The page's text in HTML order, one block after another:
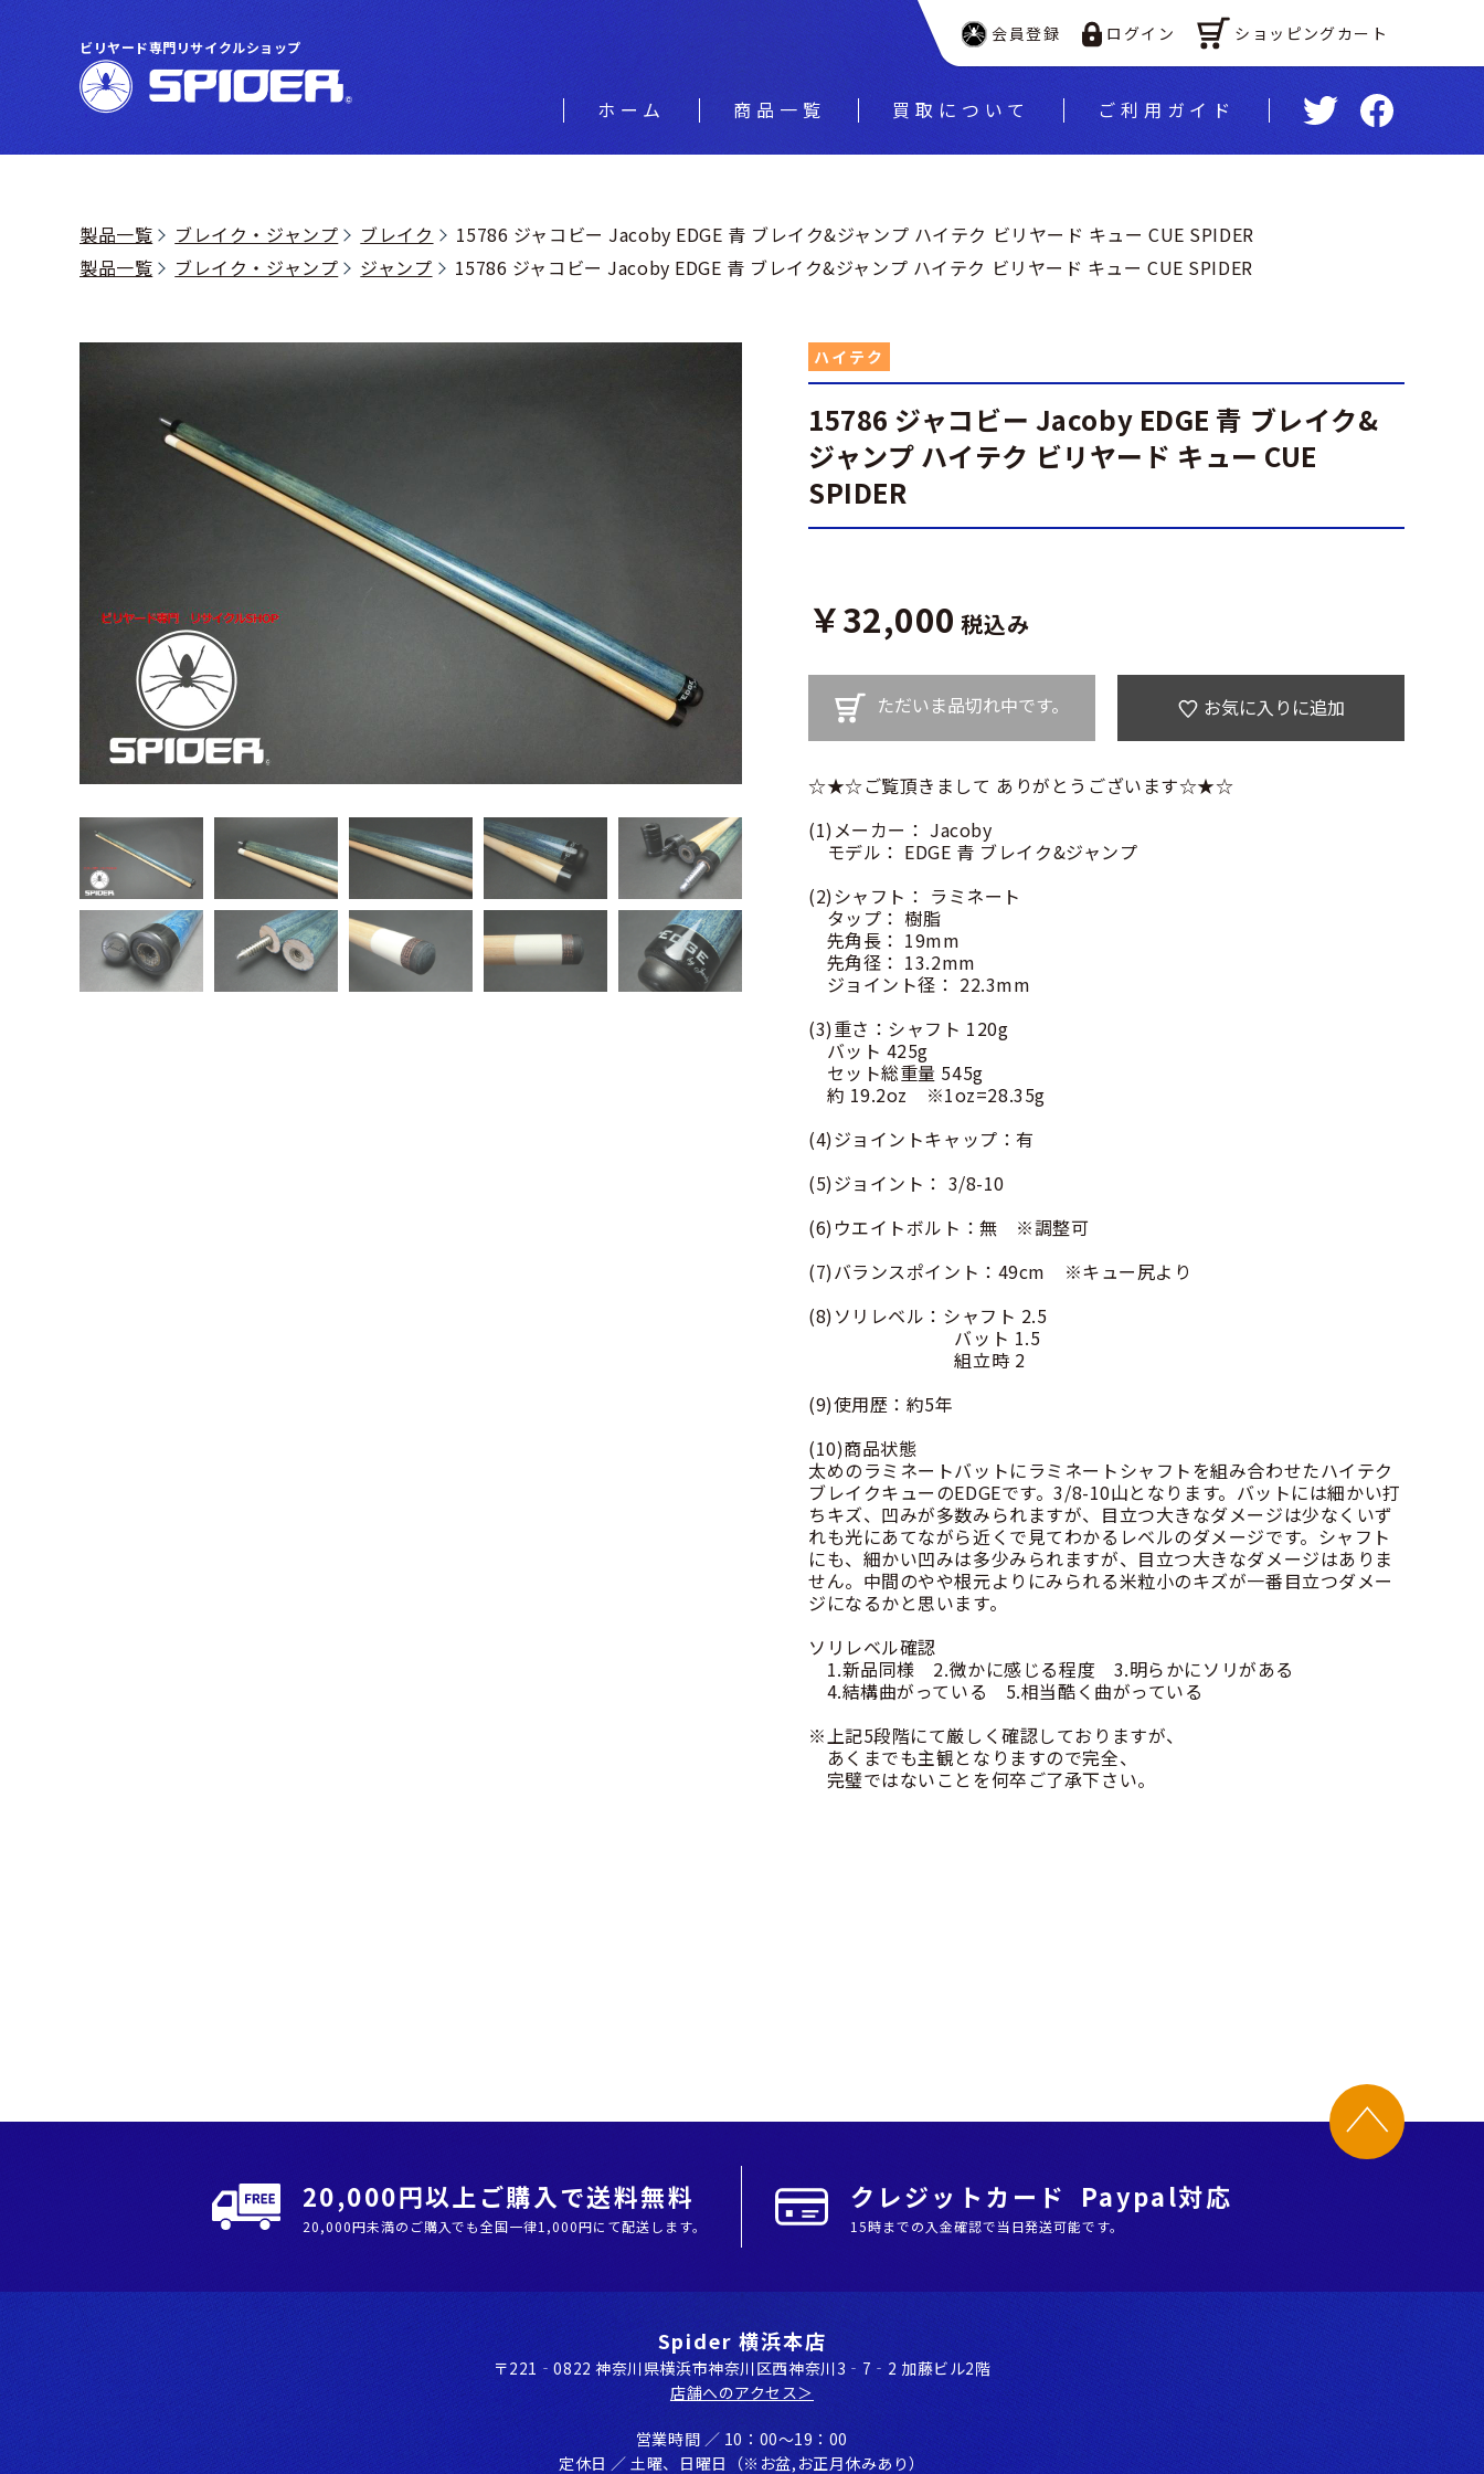
ビリヤード専門リサイクルショップ
会員登録 ログイン ショッピングカート
ホーム 商品一覧 買取について ご利⽤ガイド
製品一覧 ブレイク・ジャンプ ブレイク
15786 ジャコビー Jacoby EDGE 青 ブレイク&ジャンプ ハイテク ビリヤード キュー CUE SPIDER
製品一覧
ブレイク・ジャンプ ジャンプ 15786 ジャコビー Jacoby EDGE 青 ブレイク&ジャンプ ハイテク ビリヤード キュー CUE SPIDER
ハイテク
15786 ジャコビー Jacoby EDGE 青 ブレイク&
ジャンプ ハイテク ビリヤード キュー CUE
SPIDER
￥32,000 税込み
ただいま品切れ中です。 お気に入りに追加
☆★☆ご覧頂きまして ありがとうございます☆★☆
(1)メーカー： Jacoby
モデル： EDGE 青 ブレイク&ジャンプ
(2)シャフト： ラミネート
タップ： 樹脂
先角長： 19mm
先角径： 13.2mm
ジョイント径： 22.3mm
(3)重さ：シャフト 120g
バット 425g
セット総重量 545g
約 19.2oz ※1oz=28.35g
(4)ジョイントキャップ：有
(5)ジョイント： 3/8-10
(6)ウエイトボルト：無 ※調整可
(7)バランスポイント：49cm ※キュー尻より
(8)ソリレベル：シャフト 2.5
バット 1.5
組立時 2
(9)使用歴：約5年
(10)商品状態
太めのラミネートバットにラミネートシャフトを組み合わせたハイテク
ブレイクキューのEDGEです。3/8-10山となります。バットには細かい打
ちキズ、凹みが多数みられますが、目立つ大きなダメージは少なくいず
れも光にあてながら近くで見てわかるレベルのダメージです。シャフト
にも、細かい凹みは多少みられますが、目立つ大きなダメージはありま
せん。中間のやや根元よりにみられる米粒小のキズが一番目立つダメー
ジになるかと思います。
ソリレベル確認
1.新品同様 2.微かに感じる程度 3.明らかにソリがある
4.結構曲がっている 5.相当酷く曲がっている
※上記5段階にて厳しく確認しておりますが、
あくまでも主観となりますので完全、
完璧ではないことを何卒ご了承下さい。
20,000円以上ご購入で送料無料
20,000円未満のご購入でも全国⼀律1,000円にて配送します。
クレジットカード Paypal対応
15時までの入金確認で当日発送可能です。
Spider 横浜本店
〒221‐0822 神奈川県横浜市神奈川区⻄神奈川3‐7‐2 加藤ビル2階
店舗へのアクセス＞
営業時間 ／ 10：00〜19：00
定休⽇ ／ ⼟曜、⽇曜⽇（※お盆,お正⽉休みあり）